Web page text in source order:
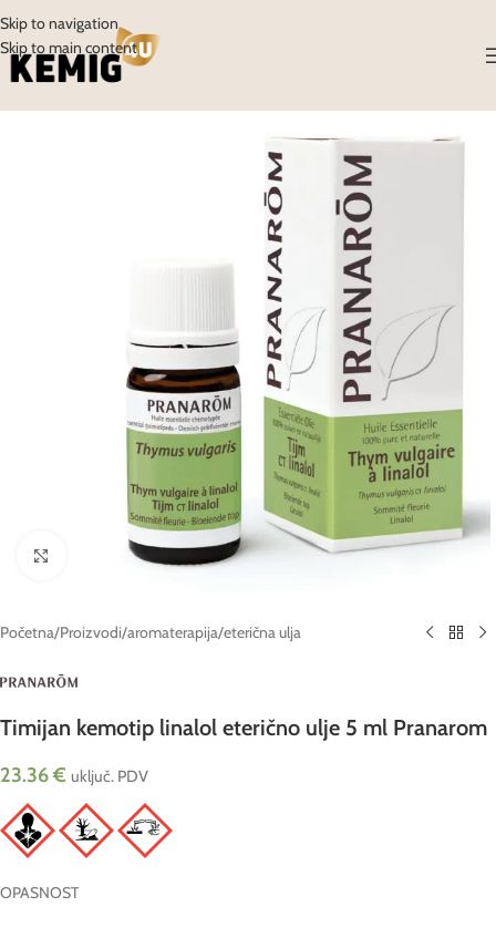
Skip to navigation
Skip to main content
Click to enlarge
Početna/Proizvodi/aromaterapija/eterična ulja
Timijan kemotip linalol eterično ulje 5 ml Pranarom
23.36€ uključ. PDV
OPASNOST